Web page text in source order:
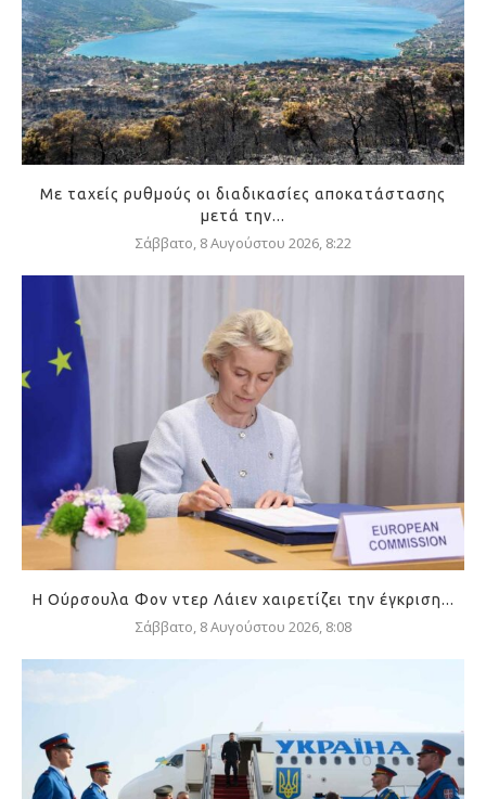
Με ταχείς ρυθμούς οι διαδικασίες αποκατάστασης
μετά την...
Σάββατο, 8 Αυγούστου 2026, 8:22
Η Ούρσουλα Φον ντερ Λάιεν χαιρετίζει την έγκριση...
Σάββατο, 8 Αυγούστου 2026, 8:08